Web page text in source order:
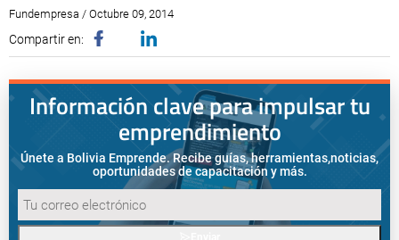
Fundempresa / Octubre 09, 2014
Compartir en:
Información clave para impulsar tu
emprendimiento
Únete a Bolivia Emprende. Recibe guías, herramientas,noticias,
oportunidades de capacitación y más.